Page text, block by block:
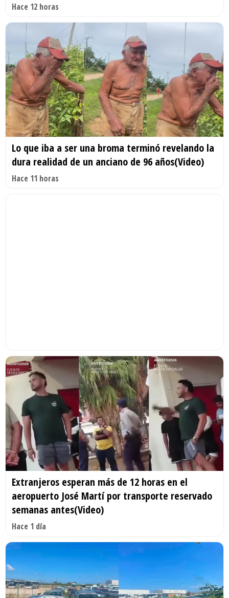
Hace 12 horas
Lo que iba a ser una broma terminó revelando la
dura realidad de un anciano de 96 años(Video)
Hace 11 horas
Extranjeros esperan más de 12 horas en el
aeropuerto José Martí por transporte reservado
semanas antes(Video)
Hace 1 día